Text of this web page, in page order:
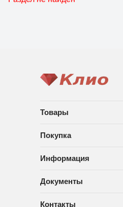
Товары
Покупка
Информация
Документы
Контакты